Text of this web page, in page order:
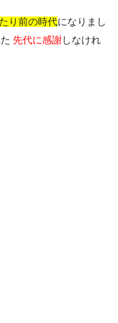
り前の時代になりまし
先代に感謝しなけれ